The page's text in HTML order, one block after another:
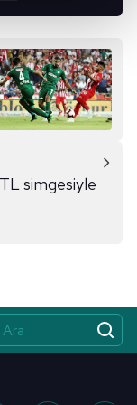
izin vermedikleri
İnternet
çerezler
çeşitli kişisel
bilgi
amaçlarıyla
alan panel
detaylı bilgi
simgesiyle